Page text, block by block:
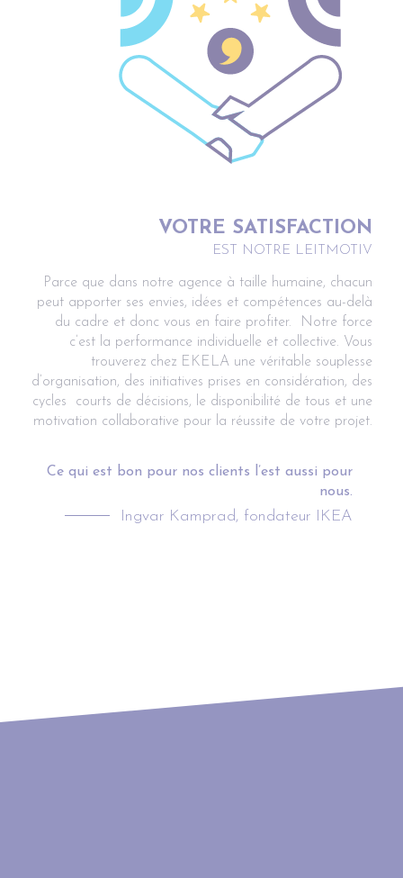
VOTRE SATISFACTION
EST NOTRE LEITMOTIV
Parce que dans notre agence à taille humaine, chacun
peut apporter ses envies, idées et compétences au-delà
du cadre et donc vous en faire profiter. Notre force
c’est la performance individuelle et collective. Vous
trouverez chez EKELA une véritable souplesse
d’organisation, des initiatives prises en considération, des
cycles courts de décisions, le disponibilité de tous et une
motivation collaborative pour la réussite de votre projet.
Ce qui est bon pour nos clients l’est aussi pour
nous.
Ingvar Kamprad, fondateur IKEA